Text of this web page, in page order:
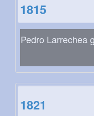
1815
Pedro Larrechea
1821